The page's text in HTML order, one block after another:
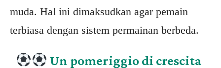
muda. Hal ini dimaksudkan agar pemain
terbiasa dengan sistem permainan berbeda.
Un pomeriggio di crescita